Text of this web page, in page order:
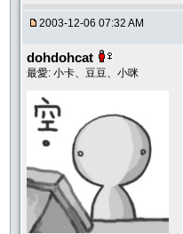
2003-12-06 07:32 AM
dohdohcat
最愛: 小卡、豆豆、小咪